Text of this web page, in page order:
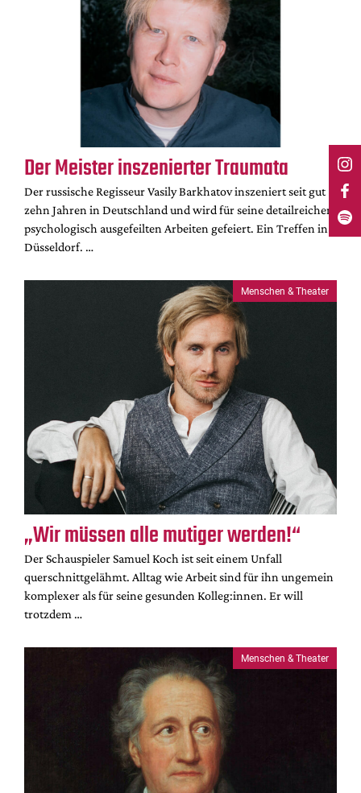
Der Meister inszenierter Traumata
Der russische Regisseur Vasily Barkhatov inszeniert seit gut
zehn Jahren in Deutschland und wird für seine detailreichen,
psychologisch ausgefeilten Arbeiten gefeiert. Ein Treffen in
Düsseldorf. …
Menschen & Theater
„Wir müssen alle mutiger werden!“
Der Schauspieler Samuel Koch ist seit einem Unfall
querschnittgelähmt. Alltag wie Arbeit sind für ihn ungemein
komplexer als für seine gesunden Kolleg:innen. Er will
trotzdem …
Menschen & Theater